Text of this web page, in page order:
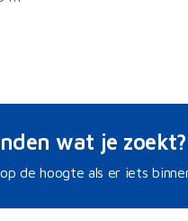
wat je zoekt?
de hoogte als er iets